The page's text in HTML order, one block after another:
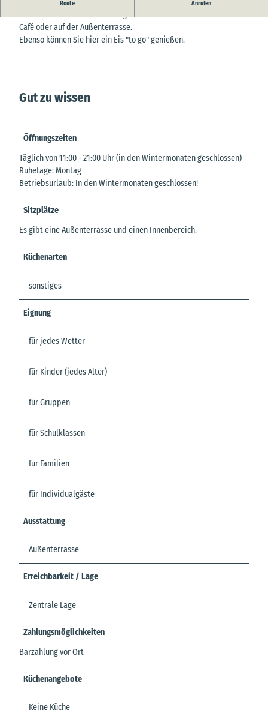
Route Anrufen
Eiscafé im Zentrum von Hemmoor
Während der Sommermonate gibt es hier feine Eiskreationen im
Café oder auf der Außenterrasse.
Ebenso können Sie hier ein Eis "to go" genießen.
Gut zu wissen
Öffnungszeiten
Täglich von 11:00 - 21:00 Uhr (in den Wintermonaten geschlossen)
Ruhetage: Montag
Betriebsurlaub: In den Wintermonaten geschlossen!
Sitzplätze
Es gibt eine Außenterrasse und einen Innenbereich.
Küchenarten
sonstiges
Eignung
für jedes Wetter
für Kinder (jedes Alter)
für Gruppen
für Schulklassen
für Familien
für Individualgäste
Ausstattung
Außenterrasse
Erreichbarkeit / Lage
Zentrale Lage
Zahlungsmöglichkeiten
Barzahlung vor Ort
Küchenangebote
Keine Küche